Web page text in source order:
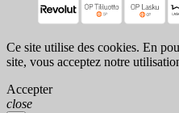
Ce site utilise des cookies. En
site, vous acceptez notre
Accepter
close